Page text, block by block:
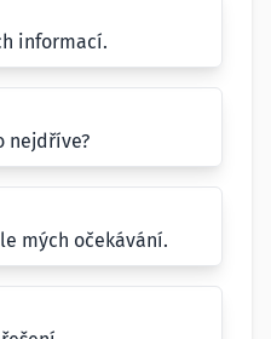
informací.
nejdříve?
mých očekávání.